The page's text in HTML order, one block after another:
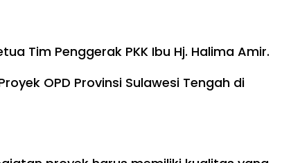
Tim Penggerak PKK Ibu Hj. Halima Amir.
OPD Provinsi Sulawesi Tengah di